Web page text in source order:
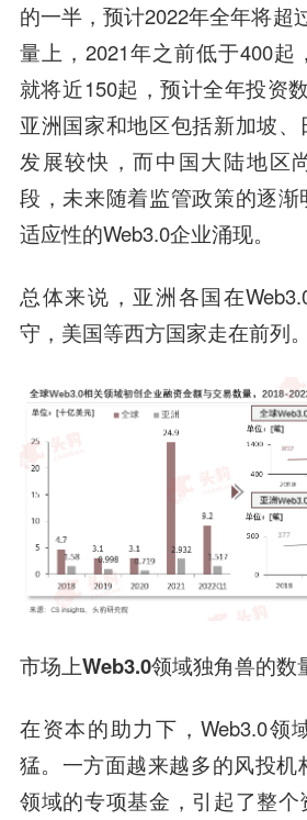
的一半，预计2022年全年将超
量上，2021年之前低于400起
就将近150起，预计全年投资
亚洲国家和地区包括新加坡
发展较快，而中国大陆地区
段，未来随着监管政策的逐渐
适应性的Web3.0企业涌现。
总体来说，亚洲各国在
守，美国等西方国家走在前列。
市场上Web3.0领域独角兽的数
在资本的助力下，Web3.0领
猛。一方面越来越多的风投机
领域的专项基金，引起了整